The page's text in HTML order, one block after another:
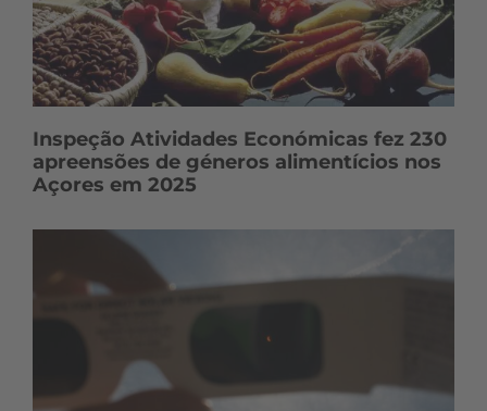
Inspeção Atividades Económicas fez 230
apreensões de géneros alimentícios nos
Açores em 2025